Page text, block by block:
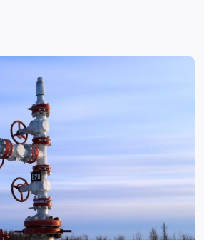
Статьи
Интервью
Карты